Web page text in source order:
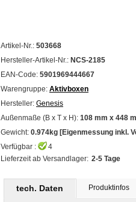
Artikel-Nr.: 503668
Hersteller-Artikel-Nr.: NCS-2185
EAN-Code: 5901969444667
Warengruppe: Aktivboxen
Hersteller: Genesis
Außenmaße (B x T x H): 108 mm x 448
Gewicht: 0.974kg [Eigenmessung inkl.
Verfügbar :
4
Lieferzeit ab Versandlager: 2-5 Tage
tech. Daten Produktinfos